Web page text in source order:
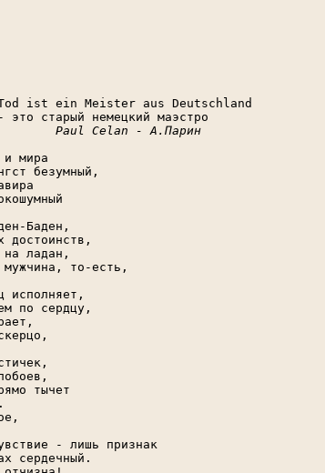
ist ein Meister aus Deutschland
это старый немецкий маэстро
Paul Celan - А.Парин
и мира
безумный,
Баден,
достоинств,
на ладан,
то-есть,
исполняет,
по сердцу,
тычет
- лишь признак
сердечный.